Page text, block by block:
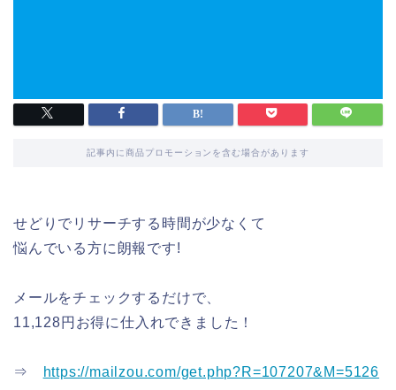
記事内に商品プロモーションを含む場合があります
せどりでリサーチする時間が少なくて
悩んでいる方に朗報です!
メールをチェックするだけで、
11,128円お得に仕入れできました！
⇒ https://mailzou.com/get.php?R=107207&M=5126